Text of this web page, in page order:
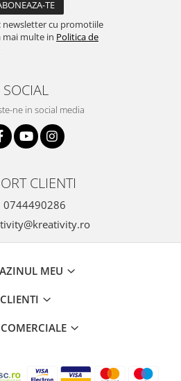
newsletter cu promotiile
mai multe in Politica de
SOCIAL
ne in social media
CLIENTI
0744490286
MEU
CLIENTI